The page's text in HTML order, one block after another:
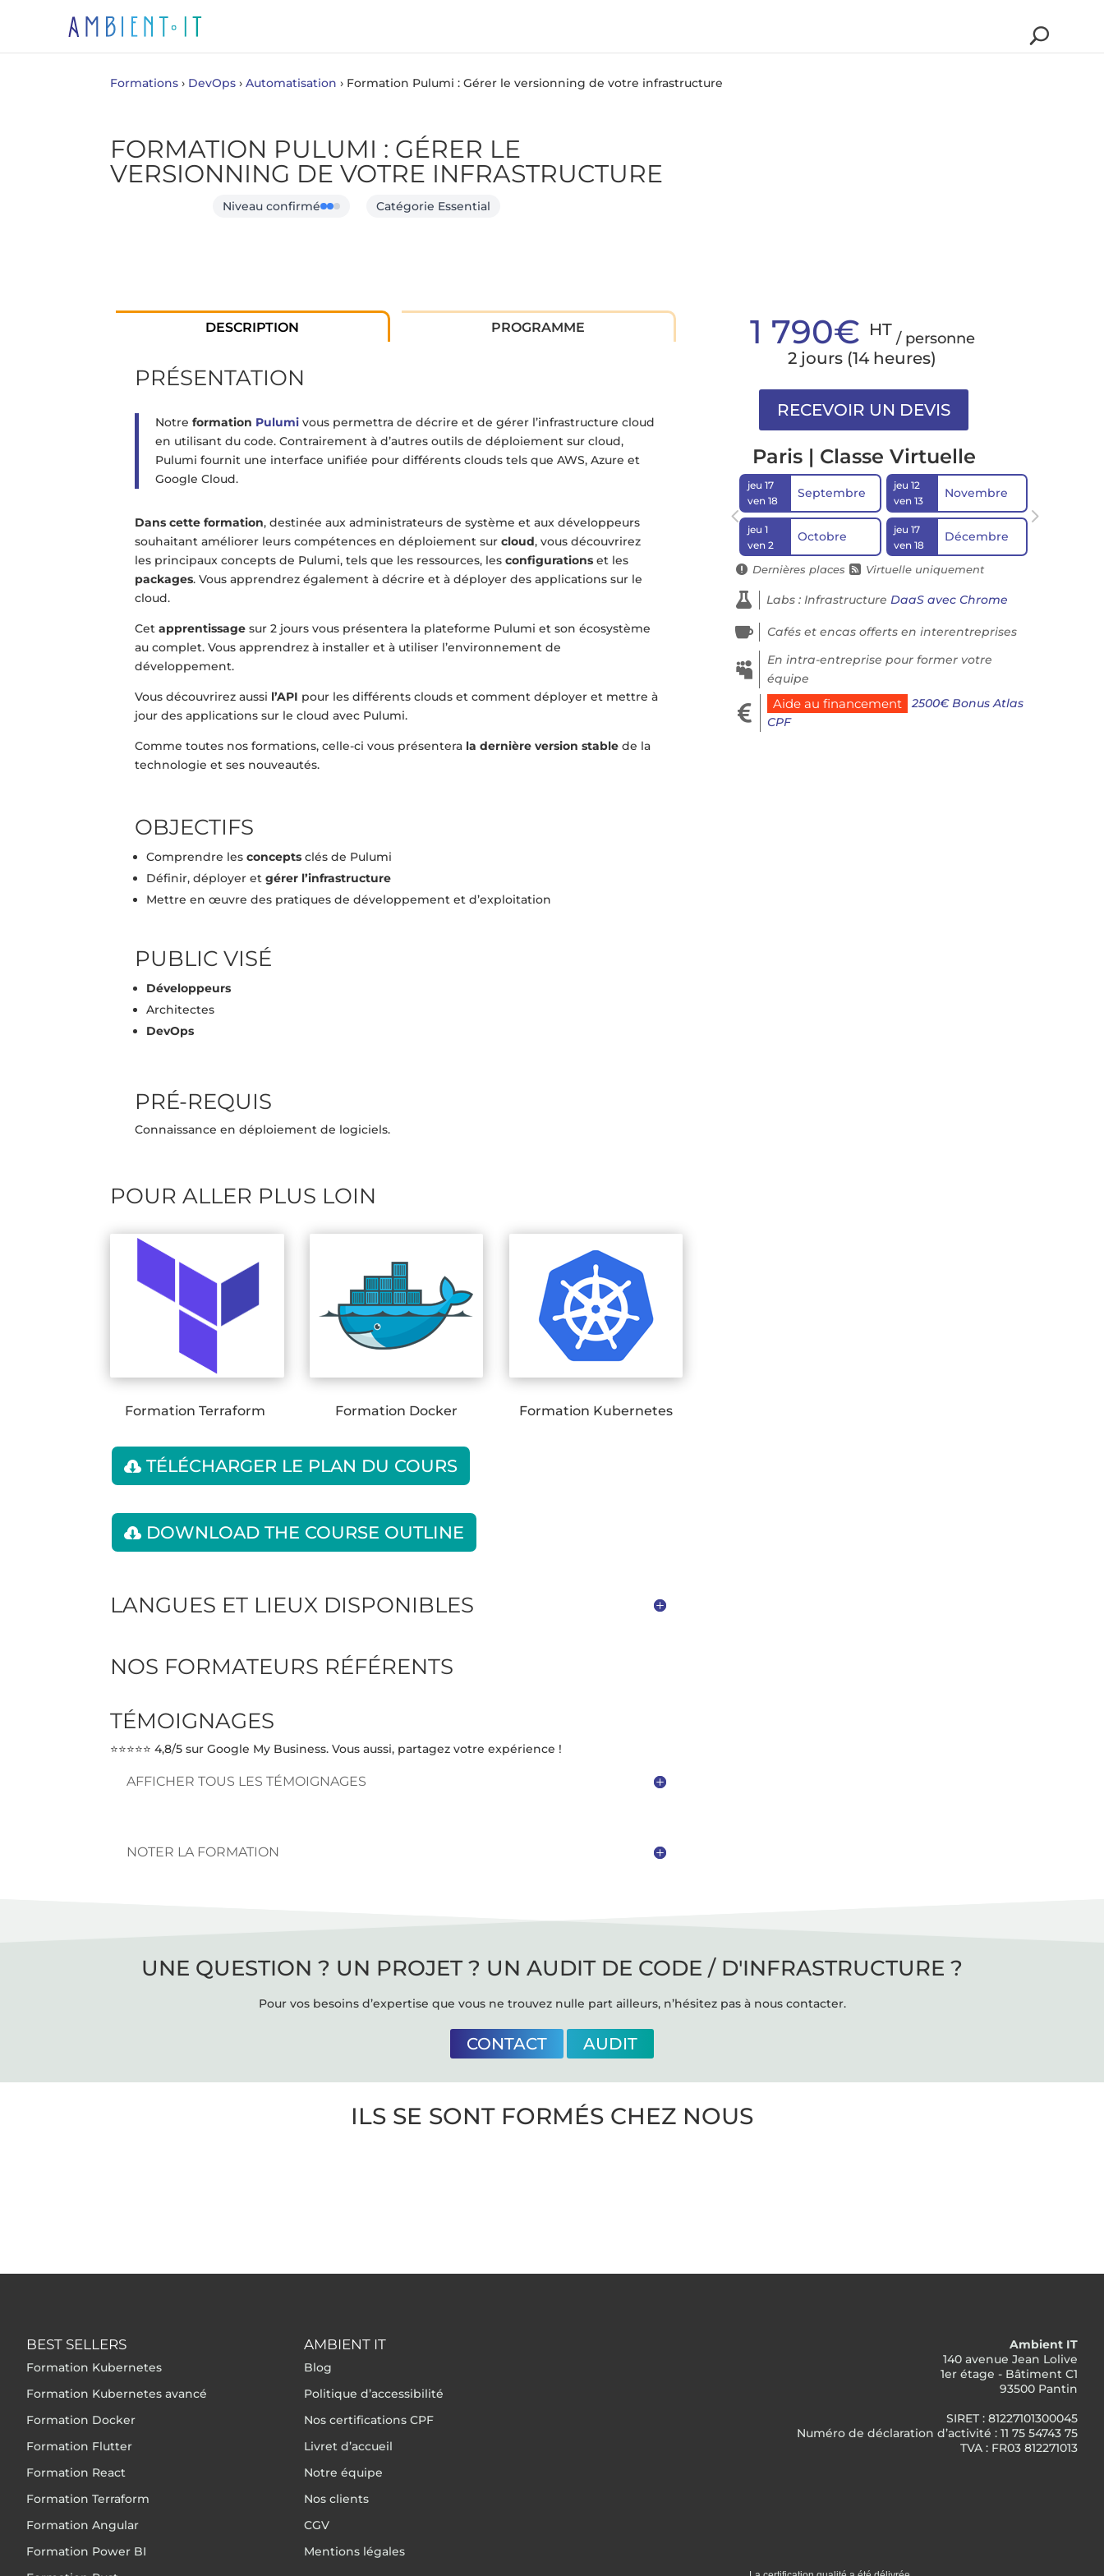
Formations › DevOps ›Automatisation › Formation Pulumi : Gérer le versionning de votre infrastructure
FORMATION PULUMI : GÉRER LE
VERSIONNING DE VOTRE INFRASTRUCTURE
Niveau confirmé Catégorie Essential
DESCRIPTION PROGRAMME
PRÉSENTATION
Notreformation Pulumivous permettra de décrire et de gérer l’infrastructure cloud
en utilisant du code. Contrairement à d’autres outils de déploiement sur cloud,
Pulumi fournit une interface unifiée pour différents clouds tels que AWS, Azure et
Google Cloud.
Dans cette formation, destinée aux administrateurs de système et aux développeurs
souhaitant améliorer leurs compétences en déploiement surcloud, vous découvrirez
les principaux concepts de Pulumi, tels que les ressources, lesconfigurations et les
packages. Vous apprendrez également à décrire et à déployer des applications sur le
cloud.
Cetapprentissage sur 2 jours vous présentera la plateforme Pulumi et son écosystème
au complet. Vous apprendrez à installer et à utiliser l’environnement de
développement.
Vous découvrirez aussi l’API pour les différents clouds et comment déployer et mettre à
jour des applications sur le cloud avec Pulumi.
Comme toutes nos formations, celle-ci vous présentera la dernière version stable de la
technologie et ses nouveautés.
OBJECTIFS
Comprendre lesconcepts clés de Pulumi
Définir, déployer etgérer l’infrastructure
Mettre en œuvre des pratiques de développement et d’exploitation
PUBLIC VISÉ
Développeurs
Architectes
DevOps
PRÉ-REQUIS
Connaissance en déploiement de logiciels.
POUR ALLER PLUS LOIN
Formation Terraform Formation Docker Formation Kubernetes
TÉLÉCHARGER LE PLAN DU COURS
DOWNLOAD THE COURSE OUTLINE
LANGUES ET LIEUX DISPONIBLES
NOS FORMATEURS RÉFÉRENTS
TÉMOIGNAGES
⭐⭐⭐⭐⭐ 4,8/5 sur Google My Business. Vous aussi, partagez votre expérience !
AFFICHER TOUS LES TÉMOIGNAGES
NOTER LA FORMATION
1 790€ HT / personne
2 jours (14 heures)
Paris | Classe Virtuelle
jeu 17
ven 18
Septembre
jeu 1
ven 2
Octobre
jeu 12
ven 13
Novembre
jeu 17
ven 18
Décembre
 Dernières places  Virtuelle uniquement
 Labs : InfrastructureDaaS avec Chrome
 Cafés et encas offerts en interentreprises

En intra-entreprise pour former votre
équipe
 Aide au financement
2500€ Bonus Atlas
CPF
UNE QUESTION ? UN PROJET ? UN AUDIT DE CODE / D'INFRASTRUCTURE ?
Pour vos besoins d’expertise que vous ne trouvez nulle part ailleurs, n’hésitez pas à nous contacter.
CONTACT AUDIT
ILS SE SONT FORMÉS CHEZ NOUS
BEST SELLERS
Formation Kubernetes
Formation Kubernetes avancé
Formation Docker
Formation Flutter
Formation React
Formation Terraform
Formation Angular
Formation Power BI
AMBIENT IT
Blog
Politique d’accessibilité
Nos certifications CPF
Livret d’accueil
Notre équipe
Nos clients
CGV
Mentions légales
Ambient IT
140 avenue Jean Lolive
1er étage - Bâtiment C1
93500 Pantin
SIRET : 81227101300045
Numéro de déclaration d’activité : 11 75 54743 75
TVA : FR03 812271013